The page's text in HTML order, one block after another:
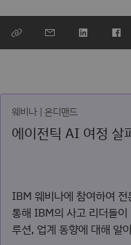
웨비나 | 온디맨드
에이전틱 AI 여정 살
IBM 웨비나에 참여하여
통해 IBM의 사고 리더들
루션, 업계 동향에 대해 알